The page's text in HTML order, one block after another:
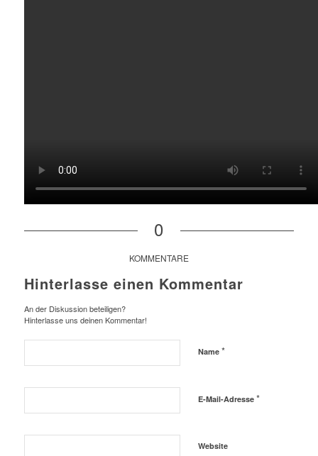
0
KOMMENTARE
Hinterlasse einen Kommentar
An der Diskussion beteiligen?
Hinterlasse uns deinen Kommentar!
Name *
E-Mail-Adresse *
Website